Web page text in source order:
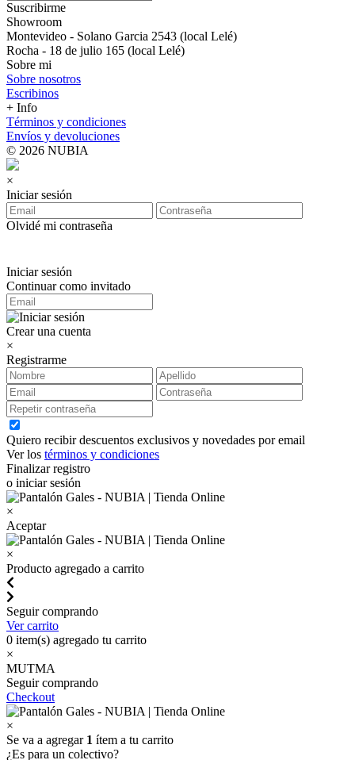
Suscribirme
Showroom
Montevideo - Solano Garcia 2543 (local Lelé)
Rocha - 18 de julio 165 (local Lelé)
Sobre mi
Sobre nosotros
Escribinos
+ Info
Términos y condiciones
Envíos y devoluciones
© 2026 NUBIA
×
Iniciar sesión
Olvidé mi contraseña
Iniciar sesión
Continuar como invitado
Crear una cuenta
×
Registrarme
Quiero recibir descuentos exclusivos y novedades por email
Ver los términos y condiciones
Finalizar registro
o iniciar sesión
×
Aceptar
×
Producto agregado a carrito
Seguir comprando
Ver carrito
0 item(s) agregado tu carrito
×
MUTMA
Seguir comprando
Checkout
×
Se va a agregar 1 ítem a tu carrito
¿Es para un colectivo?